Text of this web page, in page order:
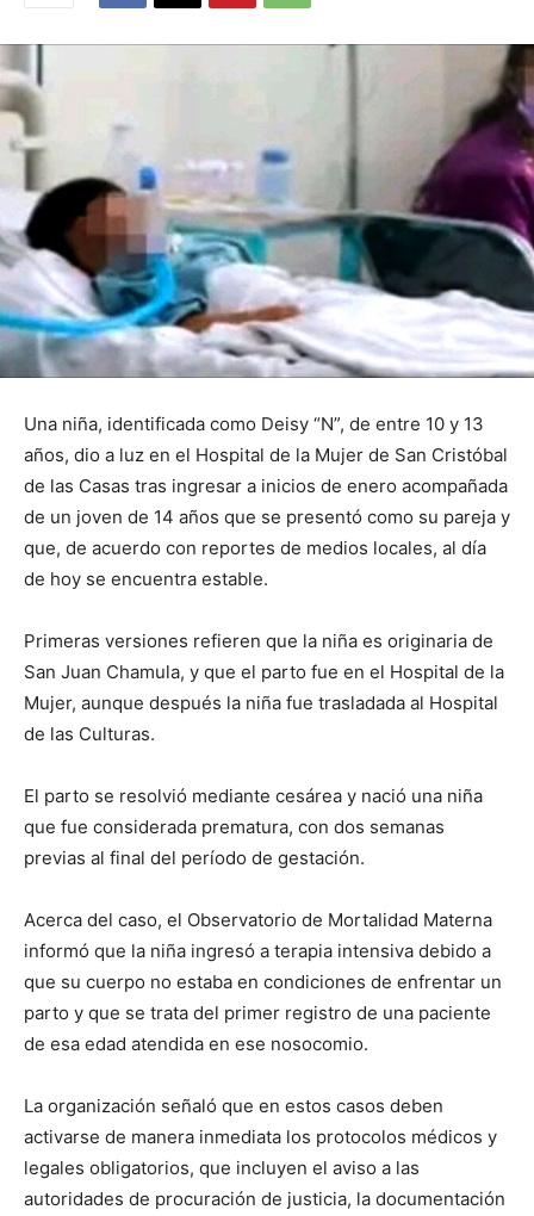
Una niña, identificada como Deisy “N”, de entre 10 y 13
años, dio a luz en el Hospital de la Mujer de San Cristóbal
de las Casas tras ingresar a inicios de enero acompañada
de un joven de 14 años que se presentó como su pareja y
que, de acuerdo con reportes de medios locales, al día
de hoy se encuentra estable.
Primeras versiones refieren que la niña es originaria de
San Juan Chamula, y que el parto fue en el Hospital de la
Mujer, aunque después la niña fue trasladada al Hospital
de las Culturas.
El parto se resolvió mediante cesárea y nació una niña
que fue considerada prematura, con dos semanas
previas al final del período de gestación.
Acerca del caso, el Observatorio de Mortalidad Materna
informó que la niña ingresó a terapia intensiva debido a
que su cuerpo no estaba en condiciones de enfrentar un
parto y que se trata del primer registro de una paciente
de esa edad atendida en ese nosocomio.
La organización señaló que en estos casos deben
activarse de manera inmediata los protocolos médicos y
legales obligatorios, que incluyen el aviso a las
autoridades de procuración de justicia, la documentación